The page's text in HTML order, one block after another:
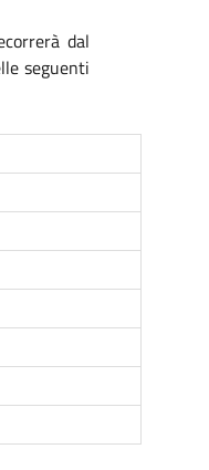
dal
seguenti